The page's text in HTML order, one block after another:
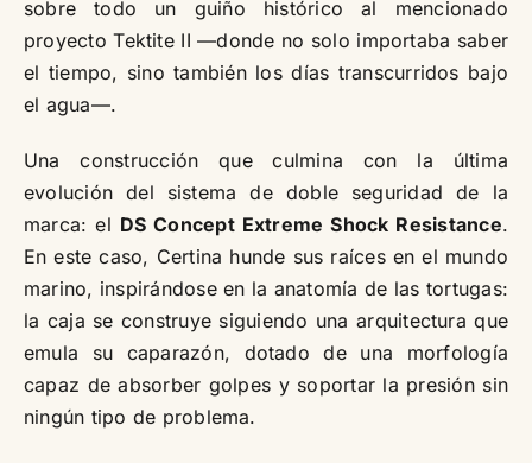
sobre todo un guiño histórico al mencionado
proyecto Tektite II —donde no solo importaba saber
el tiempo, sino también los días transcurridos bajo
el agua—.
Una construcción que culmina con la última
evolución del sistema de doble seguridad de la
marca: el DS Concept Extreme Shock Resistance.
En este caso, Certina hunde sus raíces en el mundo
marino, inspirándose en la anatomía de las tortugas:
la caja se construye siguiendo una arquitectura que
emula su caparazón, dotado de una morfología
capaz de absorber golpes y soportar la presión sin
ningún tipo de problema.